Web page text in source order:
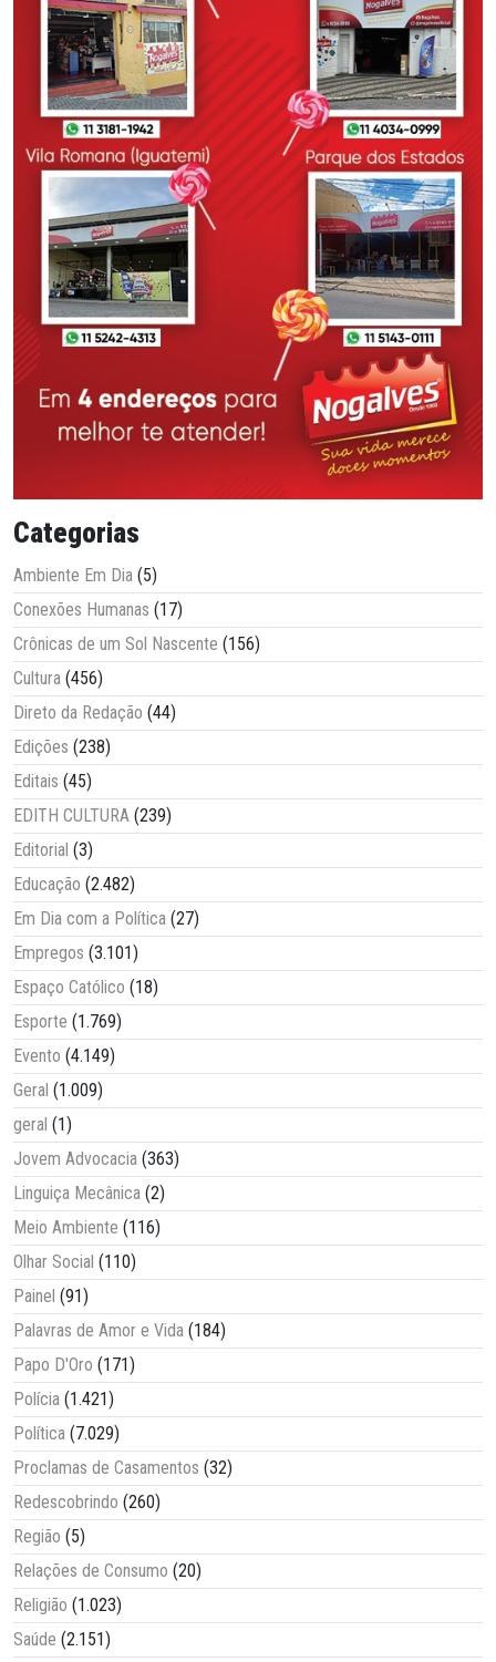
Categorias
Ambiente Em Dia (5)
Conexões Humanas (17)
Crônicas de um Sol Nascente (156)
Cultura (456)
Direto da Redação (44)
Edições (238)
Editais (45)
EDITH CULTURA (239)
Editorial (3)
Educação (2.482)
Em Dia com a Política (27)
Empregos (3.101)
Espaço Católico (18)
Esporte (1.769)
Evento (4.149)
Geral (1.009)
geral (1)
Jovem Advocacia (363)
Linguiça Mecânica (2)
Meio Ambiente (116)
Olhar Social (110)
Painel (91)
Palavras de Amor e Vida (184)
Papo D'Oro (171)
Polícia (1.421)
Política (7.029)
Proclamas de Casamentos (32)
Redescobrindo (260)
Região (5)
Relações de Consumo (20)
Religião (1.023)
Saúde (2.151)